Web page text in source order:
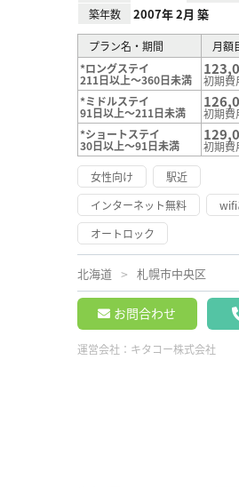
築年数 2007年 2月 築
プラン名・期間
月額
*ロングステイ
211日以上～360日未満
初期費
*ミドルステイ
91日以上～211日未満
初期費
*ショートステイ
30日以上～91日未満
初期費
女性向け
駅近
インターネット無料
wifi
オートロック
北海道 札幌市中央区
お問合わせ
運営会社： キタコー株式会社